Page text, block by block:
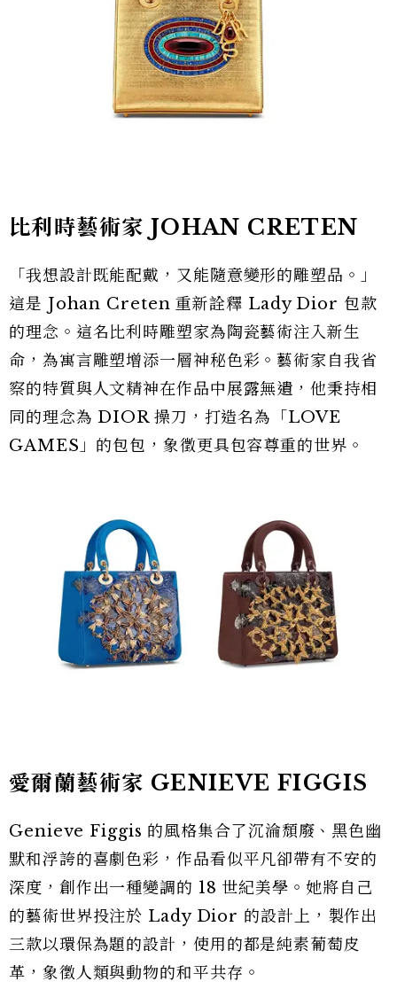
比利時藝術家 JOHAN CRETEN
「我想設計既能配戴，又能隨意變形的雕塑品。」
這是 Johan Creten 重新詮釋 Lady Dior 包款
的理念。這名比利時雕塑家為陶瓷藝術注入新生
命，為寓言雕塑增添一層神秘色彩。藝術家自我省
察的特質與人文精神在作品中展露無遺，他秉持相
同的理念為 DIOR 操刀，打造名為「LOVE
GAMES」的包包，象徵更具包容尊重的世界。
愛爾蘭藝術家 GENIEVE FIGGIS
Genieve Figgis 的風格集合了沉淪頹廢、黑色幽
默和浮誇的喜劇色彩，作品看似平凡卻帶有不安的
深度，創作出一種變調的 18 世紀美學。她將自己
的藝術世界投注於 Lady Dior 的設計上，製作出
三款以環保為題的設計，使用的都是純素葡萄皮
革，象徵人類與動物的和平共存。